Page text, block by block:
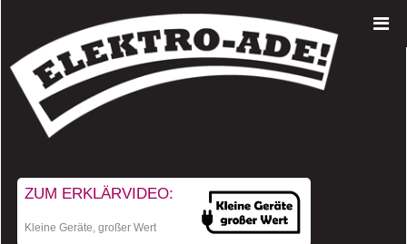
ZUM ERKLÄRVIDEO:
Kleine Geräte, großer Wert